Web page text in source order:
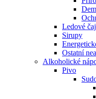
Ledové
Sirupy
Ostatní
Alkoholické
Pivo